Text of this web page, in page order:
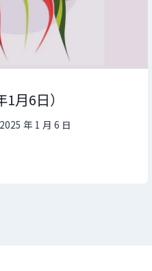
月6日）
2025 年 1 月 6 日